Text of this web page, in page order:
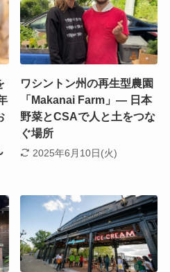
ワシントン州の再生型農園
「Makanai Farm」― 日本
野菜とCSAで人と土をつな
ぐ場所
2025年6月10日(火)